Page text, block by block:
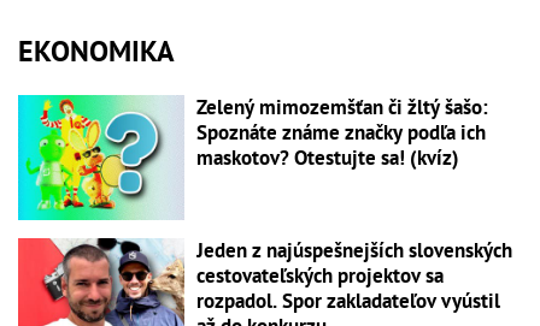
EKONOMIKA
Zelený mimozemšťan či žltý šašo:
Spoznáte známe značky podľa ich
maskotov? Otestujte sa! (kvíz)
Jeden z najúspešnejších slovenských
cestovateľských projektov sa
rozpadol. Spor zakladateľov vyústil